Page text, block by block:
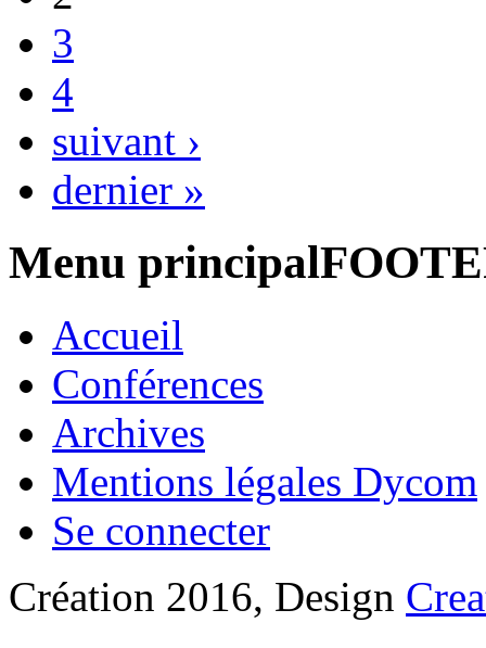
3
4
suivant ›
dernier »
Menu
Accueil
Conférences
Archives
Mentions légales Dycom
Se connecter
Création 2016, Design